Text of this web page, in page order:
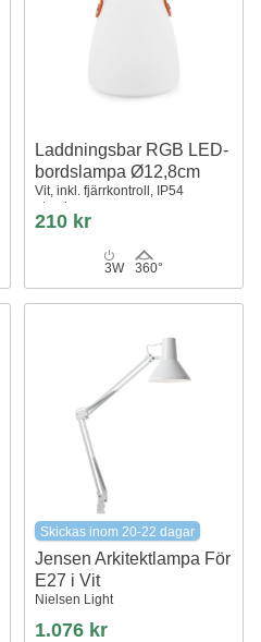
Laddningsbar RGB LED-
bordslampa Ø12,8cm
Vit, inkl. fjärrkontroll, IP54
utomhus
210 kr
3W 360°
Skickas inom 20-22 dagar
Jensen Arkitektlampa För
E27 i Vit
Nielsen Light
1.076 kr